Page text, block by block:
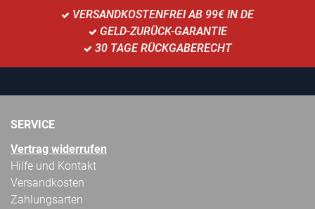
VERSANDKOSTENFREI AB 99€ IN DE
GELD-ZURÜCK-GARANTIE
30 TAGE RÜCKGABERECHT
SERVICE
Vertrag widerrufen
Hilfe und Kontakt
Versandkosten
Zahlungsarten